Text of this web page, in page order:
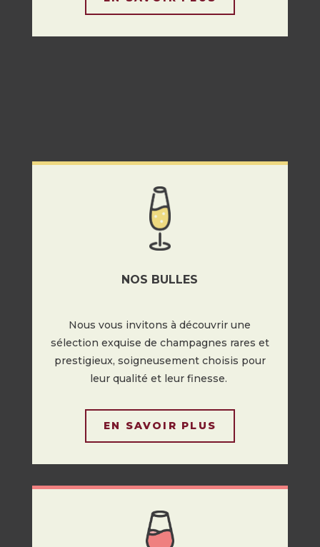
NOS BULLES
Nous vous invitons à découvrir une
sélection exquise de champagnes rares et
prestigieux, soigneusement choisis pour
leur qualité et leur finesse.
EN SAVOIR PLUS